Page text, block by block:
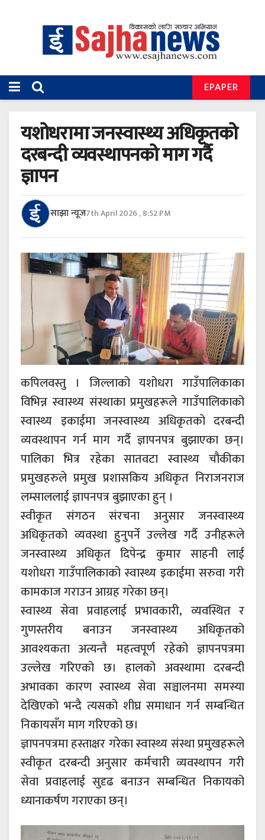
EPAPER
यशोधरामा जनस्वास्थ्य अधिकृतको
दरबन्दी व्यवस्थापनको माग गर्दै
ज्ञापन
साझा न्यूज7th April 2026 , 8:52 PM
कपिलवस्तु । जिल्लाको यशोधरा गाउँपालिकाका
विभिन्न स्वास्थ्य संस्थाका प्रमुखहरूले गाउँपालिकाको
स्वास्थ्य इकाईमा जनस्वास्थ्य अधिकृतको दरबन्दी
व्यवस्थापन गर्न माग गर्दै ज्ञापनपत्र बुझाएका छन्।
पालिका भित्र रहेका सातवटा स्वास्थ्य चौकीका
प्रमुखहरुले प्रमुख प्रशासकिय अधिकृत निराजनराज
लम्साललाई ज्ञापनपत्र बुझाएका हुन् ।
स्वीकृत संगठन संरचना अनुसार जनस्वास्थ्य
अधिकृतको व्यवस्था हुनुपर्ने उल्लेख गर्दै उनीहरूले
जनस्वास्थ्य अधिकृत दिपेन्द्र कुमार साहनी लाई
यशोधरा गाउँपालिकाको स्वास्थ्य इकाईमा सरुवा गरी
कामकाज गराउन आग्रह गरेका छन्।
स्वास्थ्य सेवा प्रवाहलाई प्रभावकारी, व्यवस्थित र
गुणस्तरीय बनाउन जनस्वास्थ्य अधिकृतको
आवश्यकता अत्यन्तै महत्वपूर्ण रहेको ज्ञापनपत्रमा
उल्लेख गरिएको छ। हालको अवस्थामा दरबन्दी
अभावका कारण स्वास्थ्य सेवा सञ्चालनमा समस्या
देखिएको भन्दै त्यसको शीघ्र समाधान गर्न सम्बन्धित
निकायसँग माग गरिएको छ।
ज्ञापनपत्रमा हस्ताक्षर गरेका स्वास्थ्य संस्था प्रमुखहरूले
स्वीकृत दरबन्दी अनुसार कर्मचारी व्यवस्थापन गरी
सेवा प्रवाहलाई सुदृढ बनाउन सम्बन्धित निकायको
ध्यानाकर्षण गराएका छन्।